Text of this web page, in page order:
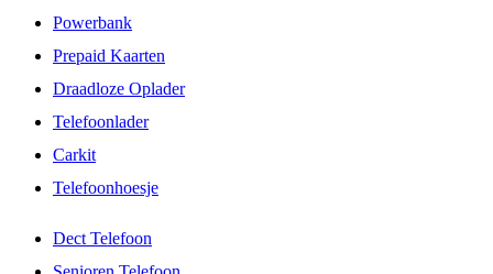
Powerbank
Prepaid Kaarten
Draadloze Oplader
Telefoonlader
Carkit
Telefoonhoesje
Dect Telefoon